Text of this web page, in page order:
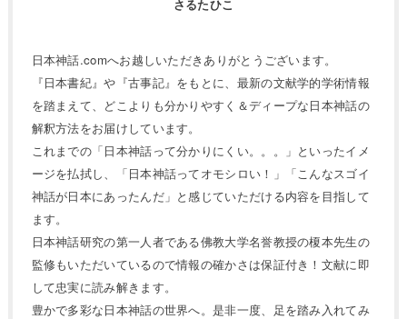
さるたひこ
日本神話.comへお越しいただきありがとうございます。
『日本書紀』や『古事記』をもとに、最新の文献学的学術情報
を踏まえて、どこよりも分かりやすく＆ディープな日本神話の
解釈方法をお届けしています。
これまでの「日本神話って分かりにくい。。。」といったイメ
ージを払拭し、「日本神話ってオモシロい！」「こんなスゴイ
神話が日本にあったんだ」と感じていただける内容を目指して
ます。
日本神話研究の第一人者である佛教大学名誉教授の榎本先生の
監修もいただいているので情報の確かさは保証付き！文献に即
して忠実に読み解きます。
豊かで多彩な日本神話の世界へ。是非一度、足を踏み入れてみ